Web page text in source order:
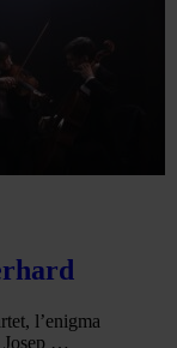
l’enigma
Josep …